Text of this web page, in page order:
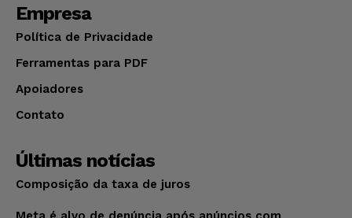
Empresa
Política de Privacidade
Ferramentas para PDF
Apoiadores
Contato
Últimas notícias
Composição da taxa de juros